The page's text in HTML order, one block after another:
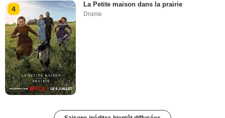
4
La Petite maison dans la prairie
Drame